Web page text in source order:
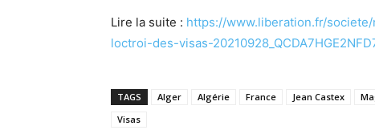
Lire la suite : https://www.liberation.fr/
loctroi-des-visas-
TAGS Alger Algérie France Jean Castex
Visas